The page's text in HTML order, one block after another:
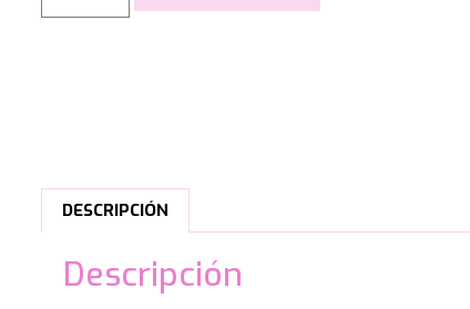
DESCRIPCIÓN
Descripción